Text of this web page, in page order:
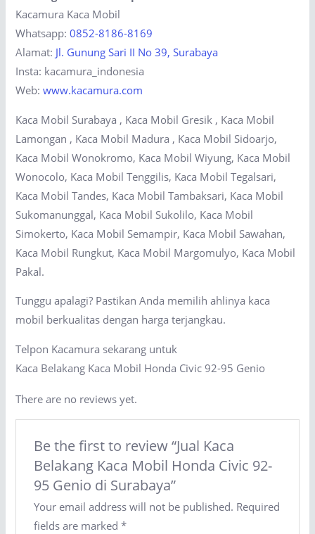
Kacamura Kaca Mobil
Whatsapp:0852-8186-8169
Alamat: Jl. Gunung Sari II No 39, Surabaya
Insta: kacamura_indonesia
Web:www.kacamura.com
Kaca Mobil Surabaya , Kaca Mobil Gresik , Kaca Mobil
Lamongan , Kaca Mobil Madura , Kaca Mobil Sidoarjo,
Kaca Mobil Wonokromo, Kaca Mobil Wiyung, Kaca Mobil
Wonocolo, Kaca Mobil Tenggilis, Kaca Mobil Tegalsari,
Kaca Mobil Tandes, Kaca Mobil Tambaksari, Kaca Mobil
Sukomanunggal, Kaca Mobil Sukolilo, Kaca Mobil
Simokerto, Kaca Mobil Semampir, Kaca Mobil Sawahan,
Kaca Mobil Rungkut, Kaca Mobil Margomulyo, Kaca Mobil
Pakal.
Tunggu apalagi? Pastikan Anda memilih ahlinya kaca
mobil berkualitas dengan harga terjangkau.
Telpon Kacamura sekarang untuk
Kaca Belakang Kaca Mobil Honda Civic 92-95 Genio
There are no reviews yet.
Be the first to review “Jual Kaca
Belakang Kaca Mobil Honda Civic 92-
95 Genio di Surabaya”
Your email address will not be published. Required
fields are marked *